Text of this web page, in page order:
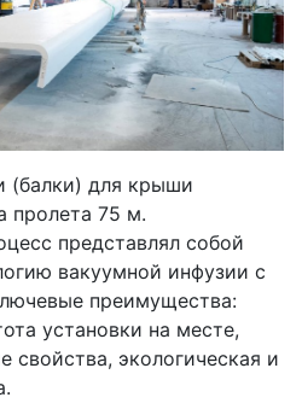
(балки) для крыши
пролета 75 м.
представлял собой
вакуумной инфузии с
преимущества:
установки на месте,
свойства, экологическая и